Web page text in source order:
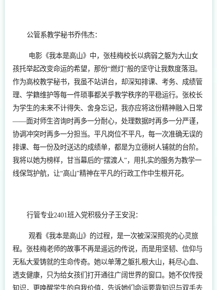
公管系教学秘书乔伟杰：
电影《我本是高山》中，张桂梅校长以病弱之躯为大山女
孩托举起改变命运的希望，那份“燃灯”般的坚守让我数度落泪。
作为高校教学秘书，我虽不站讲台，却深知排课、考务、成绩管
理、学籍维护等每一件琐事都关乎教学秩序的平稳运行。张校长
为学生的未来不计得失、舍身忘记，我亦应将这份精神融入日常
——面对师生咨询时再多一分耐心，处理数据时再多一分严谨，
协调冲突时再多一分担当。平凡岗位不平凡，每一次准确无误的
排课、每一份及时送达的成绩单，都是为立德树人铺就的台阶。
我将以她为榜样，甘当幕后的“摆渡人”，用扎实的服务为教学一
线保驾护航，让“高山”精神在平凡的行政工作中生根开花。
行管专业2401班入党积极分子王安淣：
观看《我本是高山》的过程，是一次被深深照亮的心灵旅
程。张桂梅老师的故事不再是遥远的传说，而是用坚韧、信仰与
无私大爱铸就的生命传奇。她以单薄之躯扎根大山，耗尽心血、
透支健康，只为给女孩们打开通往广阔世界的窗口。她不仅传授
知识，更唤醒学生的自我价值，告诉她们命运要靠知识与双手去